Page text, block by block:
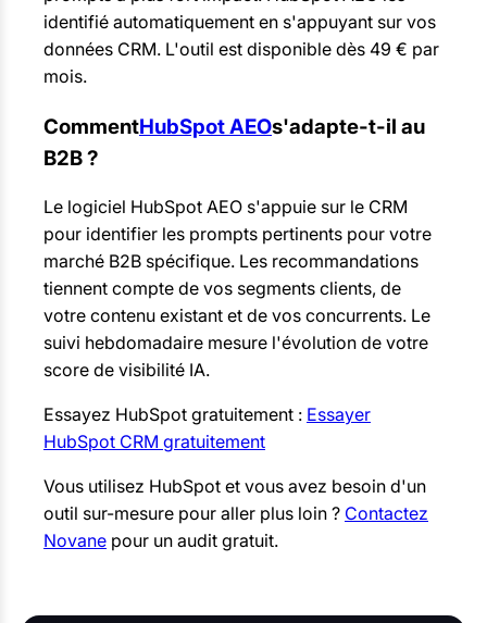
identifié automatiquement en s'appuyant sur vos
données CRM. L'outil est disponible dès 49 € par
mois.
CommentHubSpot AEOs'adapte-t-il au
B2B ?
Le logiciel HubSpot AEO s'appuie sur le CRM
pour identifier les prompts pertinents pour votre
marché B2B spécifique. Les recommandations
tiennent compte de vos segments clients, de
votre contenu existant et de vos concurrents. Le
suivi hebdomadaire mesure l'évolution de votre
score de visibilité IA.
Essayez HubSpot gratuitement : Essayer
HubSpot CRM gratuitement
Vous utilisez HubSpot et vous avez besoin d'un
outil sur-mesure pour aller plus loin ? Contactez
Novane pour un audit gratuit.